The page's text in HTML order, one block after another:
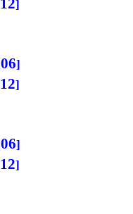
12
06
12
06
12